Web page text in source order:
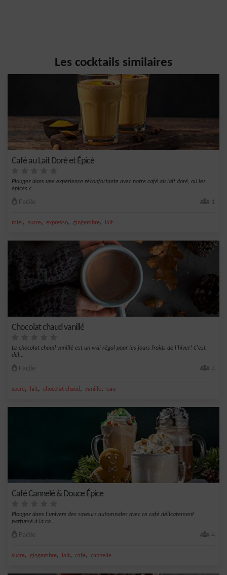
Les cocktails similaires
Café au Lait Doré et Épicé
Plongez dans une expérience réconfortante avec notre café au lait doré, où les
épices c...
Facile 1
miel , sucre, expresso, gingembre, lait
Chocolat chaud vanillé
Le chocolat chaud vanillé est un vrai régal pour les jours froids de l'hiver! C'est
dél...
Facile 4
sucre, lait, chocolat chaud , vanille, eau
Café Cannelé & Douce Épice
Plongez dans l'univers des saveurs automnales avec ce café délicatement
parfumé à la ca...
Facile 4
sucre, gingembre, lait, café, cannelle